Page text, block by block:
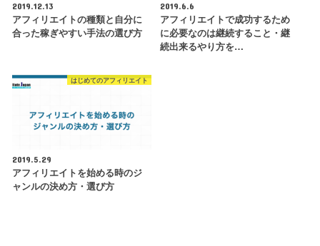
2019.12.13
アフィリエイトの種類と自分に
合った稼ぎやすい手法の選び方
2019.6.6
アフィリエイトで成功するため
に必要なのは継続すること・継
続出来るやり方を…
はじめてのアフィリエイト
2019.5.29
アフィリエイトを始める時のジ
ャンルの決め方・選び方